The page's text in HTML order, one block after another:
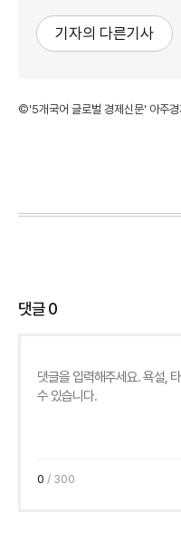
기자의 다른기사
©'5개국어 글로벌 경제신문' 아주경
댓글0
0 / 300